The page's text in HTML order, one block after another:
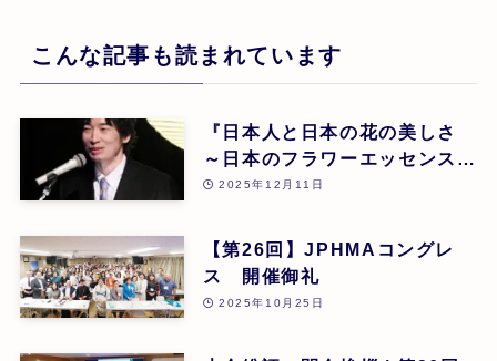
こんな記事も読まれています
『日本人と日本の花の美しさ
～日本のフラワーエッセンスに
よる癒し』 東 昭史
2025年12月11日
【第26回】JPHMAコングレ
ス 開催御礼
2025年10月25日